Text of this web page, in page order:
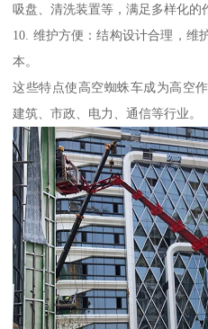
吸盘、清洗装置等，满足多样化的
10. 维护方便：结构设计合理，维
本。
这些特点使高空蜘蛛车成为高空
建筑、市政、电力、通信等行业。